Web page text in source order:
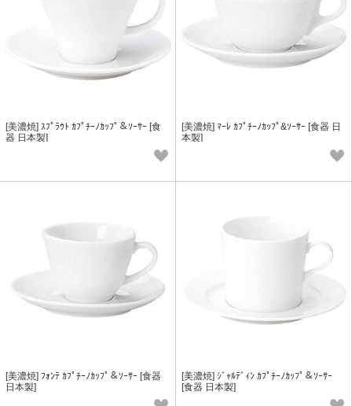
[美濃焼] ｽﾌﾟﾗｳﾄ ｶﾌﾟﾁｰﾉｶｯﾌﾟ＆ｿｰｻｰ [食
器 日本製]
[美濃焼] ﾏｰﾚ ｶﾌﾟﾁｰﾉｶｯﾌﾟ&ｿｰｻｰ [食器 日
本製]
[美濃焼] ﾌｫﾝﾃ ｶﾌﾟﾁｰﾉｶｯﾌﾟ＆ｿｰｻｰ [食器
日本製]
[美濃焼] ｼﾞｬﾙﾃﾞｨﾝ ｶﾌﾟﾁｰﾉｶｯﾌﾟ＆ｿｰｻｰ
[食器 日本製]